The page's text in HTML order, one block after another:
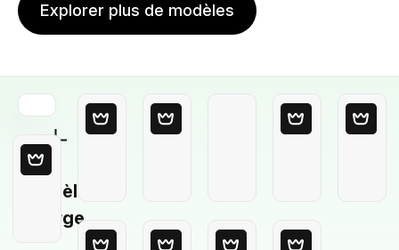
Explorer plus de modèles
Modèle
Vierge